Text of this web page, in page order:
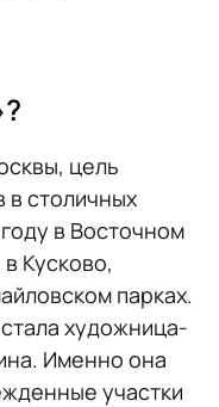
цель
в столичных
году в Восточном
Кусково,
парках.
художница-
Именно она
участки